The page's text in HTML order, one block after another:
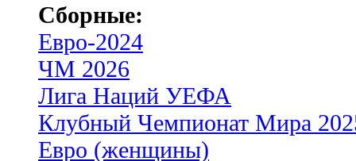
Сборные:
Евро-2024
ЧМ 2026
Лига Наций УЕФА
Клубный Чемпионат Мира
Евро (женщины)